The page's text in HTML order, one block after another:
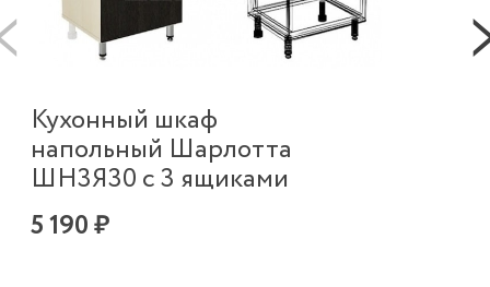
Кухонный шкаф
напольный Шарлотта
ШН3Я30 с 3 ящиками
5 190 ₽